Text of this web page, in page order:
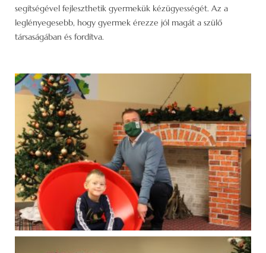
segítségével fejleszthetik gyermekük kézügyességét. Az a
leglényegesebb, hogy gyermek érezze jól magát a szülő
társaságában és fordítva.